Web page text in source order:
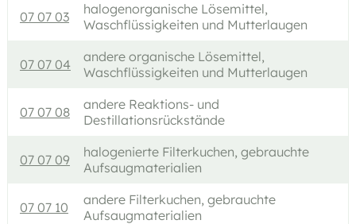
07 07 03
halogenorganische Lösemittel,
Waschflüssigkeiten und Mutterlaugen
07 07 04
andere organische Lösemittel,
Waschflüssigkeiten und Mutterlaugen
07 07 08
andere Reaktions- und
Destillationsrückstände
07 07 09
halogenierte Filterkuchen, gebrauchte
Aufsaugmaterialien
07 07 10
andere Filterkuchen, gebrauchte
Aufsaugmaterialien